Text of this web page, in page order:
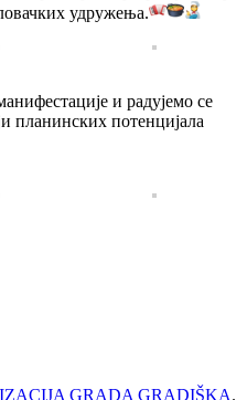
удружења.
и радујемо се
потенцијала
GRADA GRADIŠKA.